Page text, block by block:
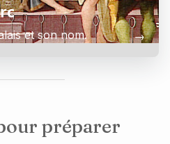
et son nom. →
préparer